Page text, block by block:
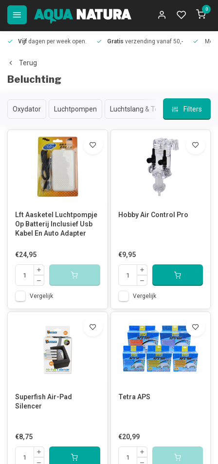
0
Vijf dagen per week open. Gratis verzending vanaf 50,-
Terug
Beluchting
Oxydator Luchtpompen Luchtslang & ToebehorenFilters
Lft Aasketel Luchtpompje
Op Batterij Inclusief Usb
Kabel En Auto Adapter
€24,95
Vergelijk
Hobby Air Control Pro
€9,95
Vergelijk
Superfish Air-Pad
Silencer
€8,75
Tetra APS
€20,99